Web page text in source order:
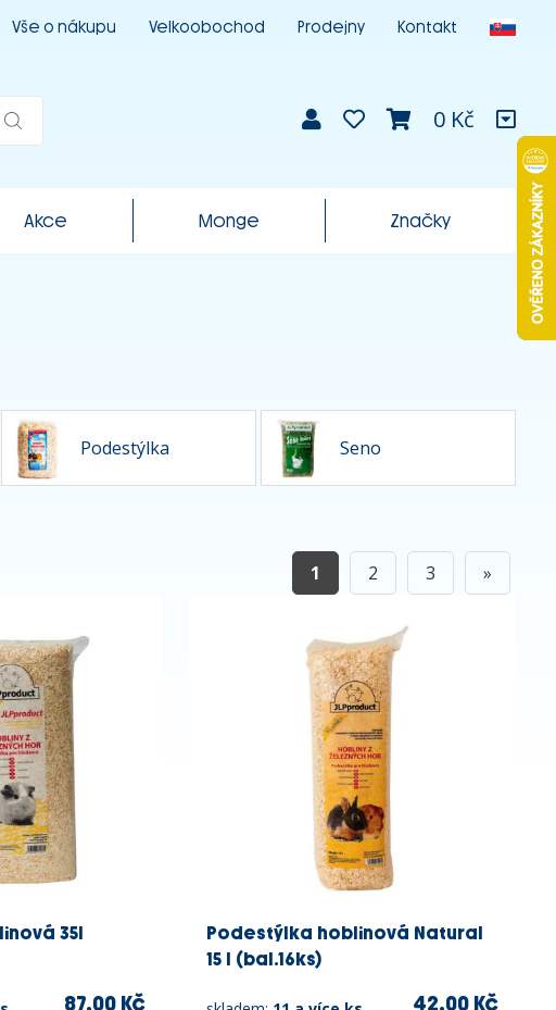
Vše o nákupu Velkoobochod Prodejny Kontakt
0 Kč
Akce Monge Značky
Podestýlka Seno
1 2 3 »
35l
87,00 Kč
Podestýlka hoblinová Natural
15 l (bal.16ks)
42,00 Kč